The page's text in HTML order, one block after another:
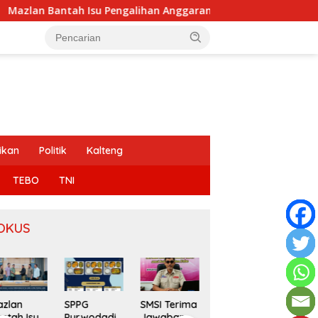
Pengalihan Anggaran Jalan Simpang Betung–Pintas
Politik Kalteng
TEBO TNI
SPPG
SMSI Terima